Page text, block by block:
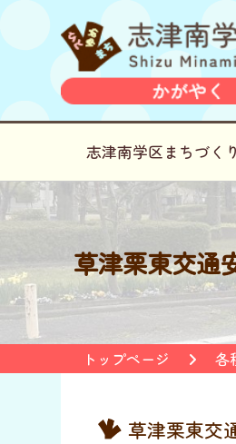
志津南学区まちづく
草津栗東交通
トップページ 各
草津栗東交